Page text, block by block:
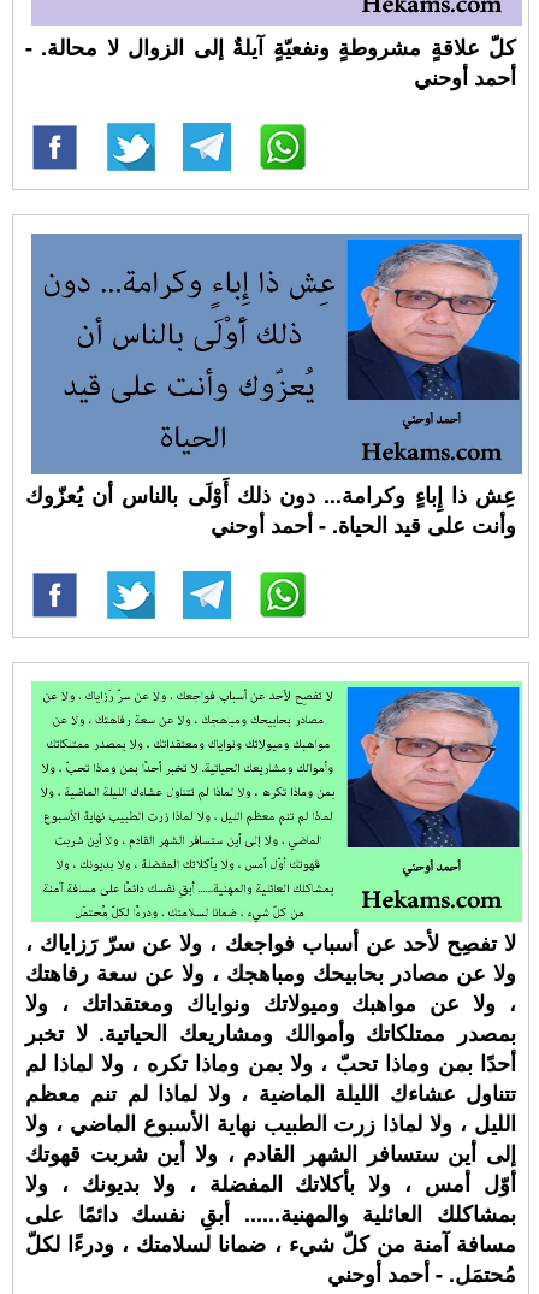
كلّ علاقةٍ مشروطةٍ ونفعيّةٍ آيلةٌ إلى الزوال لا محالة. -
أحمد أوحني
عِش ذا إِباءٍ وكرامة... دون ذلك أَوْلَى بالناس أن يُعزّوك
وأنت على قيد الحياة. - أحمد أوحني
لا تفصِح لأحد عن أسباب فواجعك ، ولا عن سرّ رَزاياك ،
ولا عن مصادر بحابيحك ومباهجك ، ولا عن سعة رفاهتك
، ولا عن مواهبك وميولاتك ونواياك ومعتقداتك ، ولا
بمصدر ممتلكاتك وأموالك ومشاريعك الحياتية. لا تخبر
أحدًا بمن وماذا تحبّ ، ولا بمن وماذا تكره ، ولا لماذا لم
تتناول عشاءك الليلة الماضية ، ولا لماذا لم تنم معظم
الليل ، ولا لماذا زرت الطبيب نهاية الأسبوع الماضي ، ولا
إلى أين ستسافر الشهر القادم ، ولا أين شربت قهوتك
أوّل أمس ، ولا بأكلاتك المفضلة ، ولا بديونك ، ولا
بمشاكلك العائلية والمهنية...... أبقِ نفسك دائمًا على
مسافة آمنة من كلّ شيء ، ضمانا لسلامتك ، ودرءًا لكلّ
مُحتمَل. - أحمد أوحني